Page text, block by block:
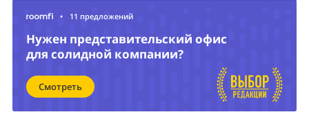
• 11 предложений
Нужен представительский офис
для солидной компании?
Смотреть